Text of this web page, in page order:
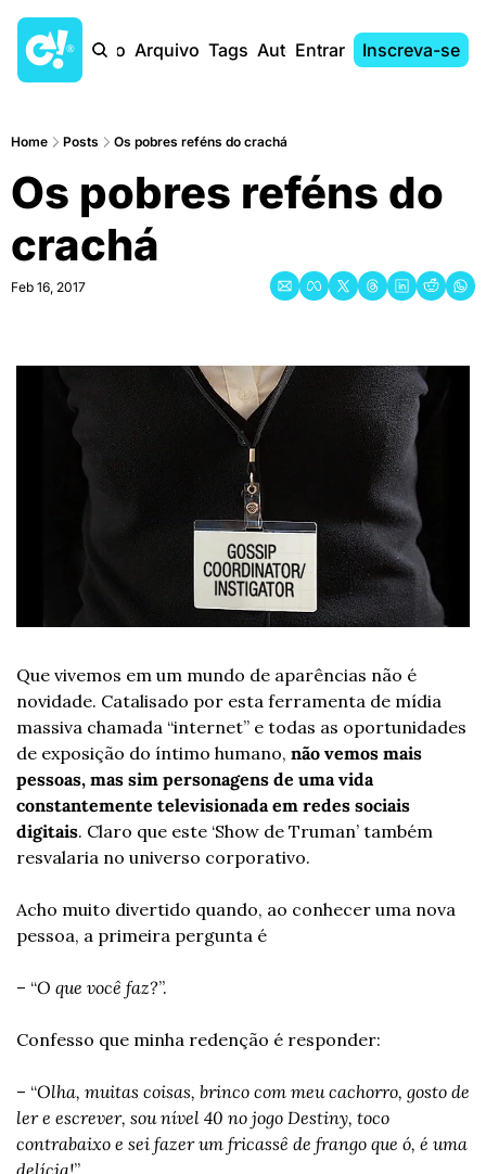
Início Arquivo Tags AutoresEntrar Inscreva-se
Home Posts Os pobres reféns do crachá
Os pobres reféns do
crachá
Feb 16, 2017
Que vivemos em um mundo de aparências não é
novidade. Catalisado por esta ferramenta de mídia
massiva chamada “internet” e todas as oportunidades
de exposição do íntimo humano, não vemos mais
pessoas, mas sim personagens de uma vida
constantemente televisionada em redes sociais
digitais. Claro que este ‘Show de Truman’ também
resvalaria no universo corporativo.
Acho muito divertido quando, ao conhecer uma nova
pessoa, a primeira pergunta é
– “O que você faz?”.
Confesso que minha redenção é responder:
– “Olha, muitas coisas, brinco com meu cachorro, gosto de
ler e escrever, sou nível 40 no jogo Destiny, toco
contrabaixo e sei fazer um fricassê de frango que ó, é uma
delícia!”.